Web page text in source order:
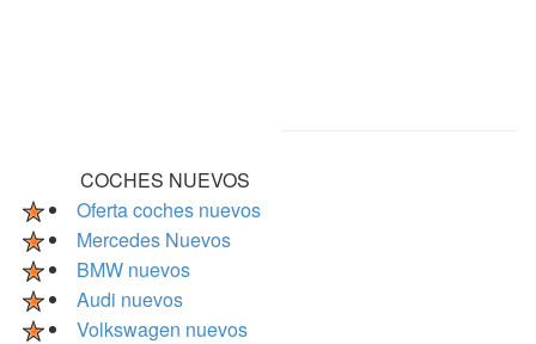
COCHES NUEVOS
Oferta coches nuevos
Mercedes Nuevos
BMW nuevos
Audi nuevos
Volkswagen nuevos